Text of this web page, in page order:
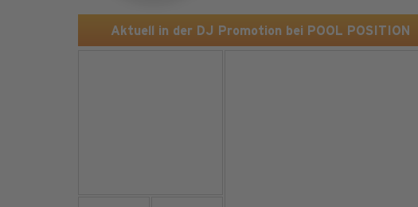
Aktuell in der DJ Promotion bei POOL POSITION